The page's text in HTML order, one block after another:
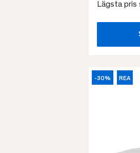
Lägsta pris
-30% REA